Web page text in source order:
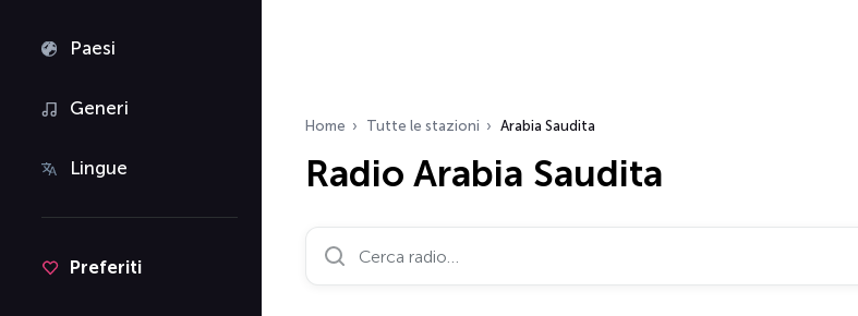
Paesi
Generi
Lingue
Preferiti
Home Tutte le stazioni Arabia Saudita
Radio Arabia Saudita
Cerca radio…